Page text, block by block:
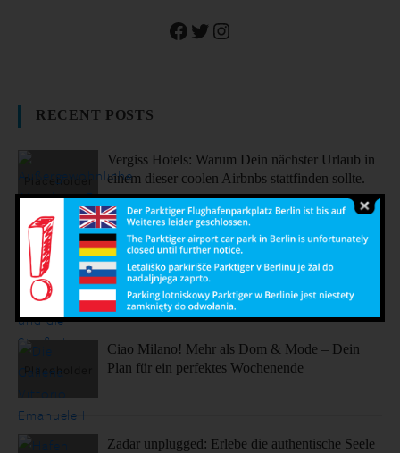
Facebook
TwitterInstagram
RECENT POSTS
Vergiss Hotels: Warum Dein nächster Urlaub in
einem dieser coolen Airbnbs stattfinden sollte.
Sonne, Stil, Sehenswürdigkeiten – So fühlt sich
Barcelona an
Ciao Milano! Mehr als Dom & Mode – Dein
Plan für ein perfektes Wochenende
Zadar unplugged: Erlebe die authentische Seele